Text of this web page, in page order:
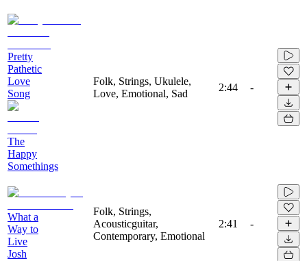
Pretty
Pathetic
Love
Song
The
Happy
Somethings
Folk, Strings, Ukulele,
Love, Emotional, Sad
2:44 -
What a
Way to
Live
Josh
Folk, Strings,
Acousticguitar,
Contemporary, Emotional
2:41 -